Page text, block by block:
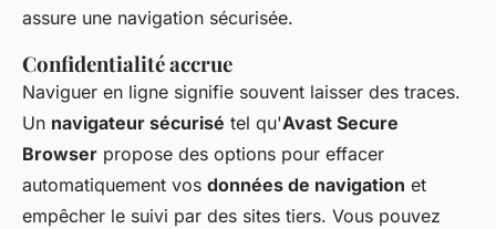
assure une navigation sécurisée.
Confidentialité accrue
Naviguer en ligne signifie souvent laisser des traces.
Un navigateur sécurisé tel qu'Avast Secure
Browser propose des options pour effacer
automatiquement vos données de navigation et
empêcher le suivi par des sites tiers. Vous pouvez